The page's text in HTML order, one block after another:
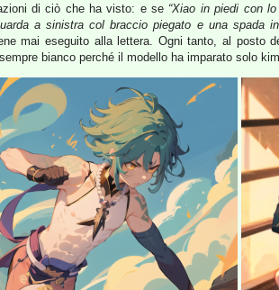
di ciò che ha visto: e se “Xiao in piedi con lo
a sinistra col braccio piegato e una spada
mai eseguito alla lettera. Ogni tanto, al posto
bianco perché il modello ha imparato solo